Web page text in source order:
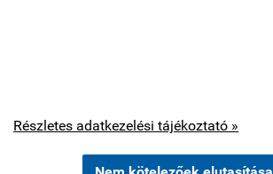
Részletes adatkezelési tájékoztató »